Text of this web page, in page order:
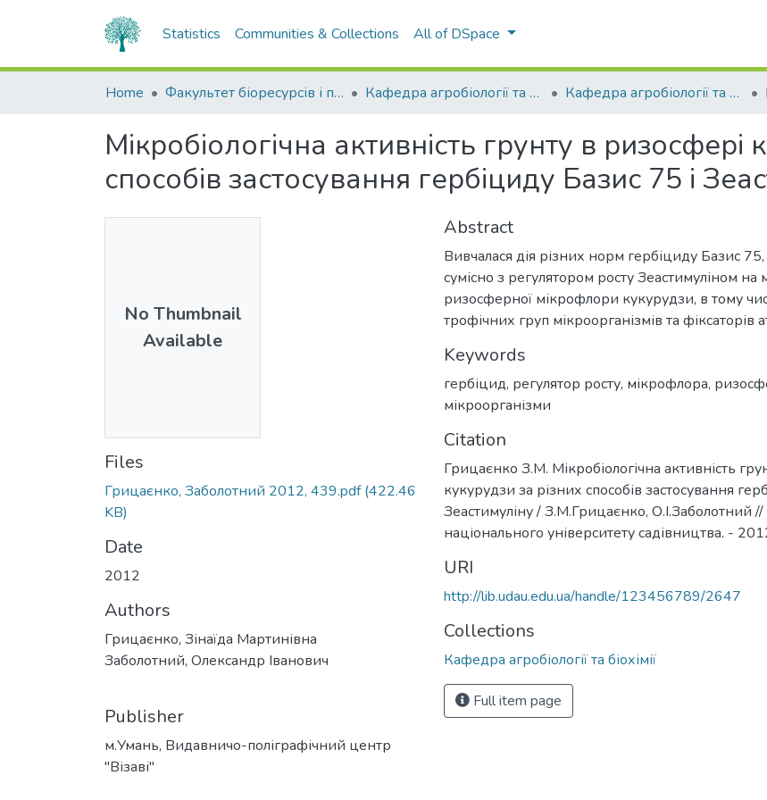
Statistics Communities & Collections All of DSpace
Home Факультет біоресурсів і природокористування Кафедра агробіології та біохімії Кафедра агробіології та біохімії
Мікробіологічна активність грунту в ризосфері
способів застосування гербіциду Базис 75 і
No Thumbnail
Available
Files
Грицаєнко, Заболотний 2012, 439.pdf (422.46
KB)
Date
2012
Authors
Грицаєнко, Зінаїда Мартинівна
Заболотний, Олександр Іванович
Publisher
м.Умань, Видавничо-поліграфічний центр
"Візаві"
Abstract
Вивчалася дія різних норм гербіциду Базис
сумісно з регулятором росту Зеастимуліном на
ризосферної мікрофлори кукурудзи, в тому
трофічних груп мікроорганізмів та фіксаторів
Keywords
гербіцид, регулятор росту, мікрофлора,
мікроорганізми
Citation
Грицаєнко З.М. Мікробіологічна активність
кукурудзи за різних способів застосування
Зеастимуліну / З.М.Грицаєнко, О.І.Заболотний
національного університету садівництва. -
URI
http://lib.udau.edu.ua/handle/123456789/2647
Collections
Кафедра агробіології та біохімії
Full item page